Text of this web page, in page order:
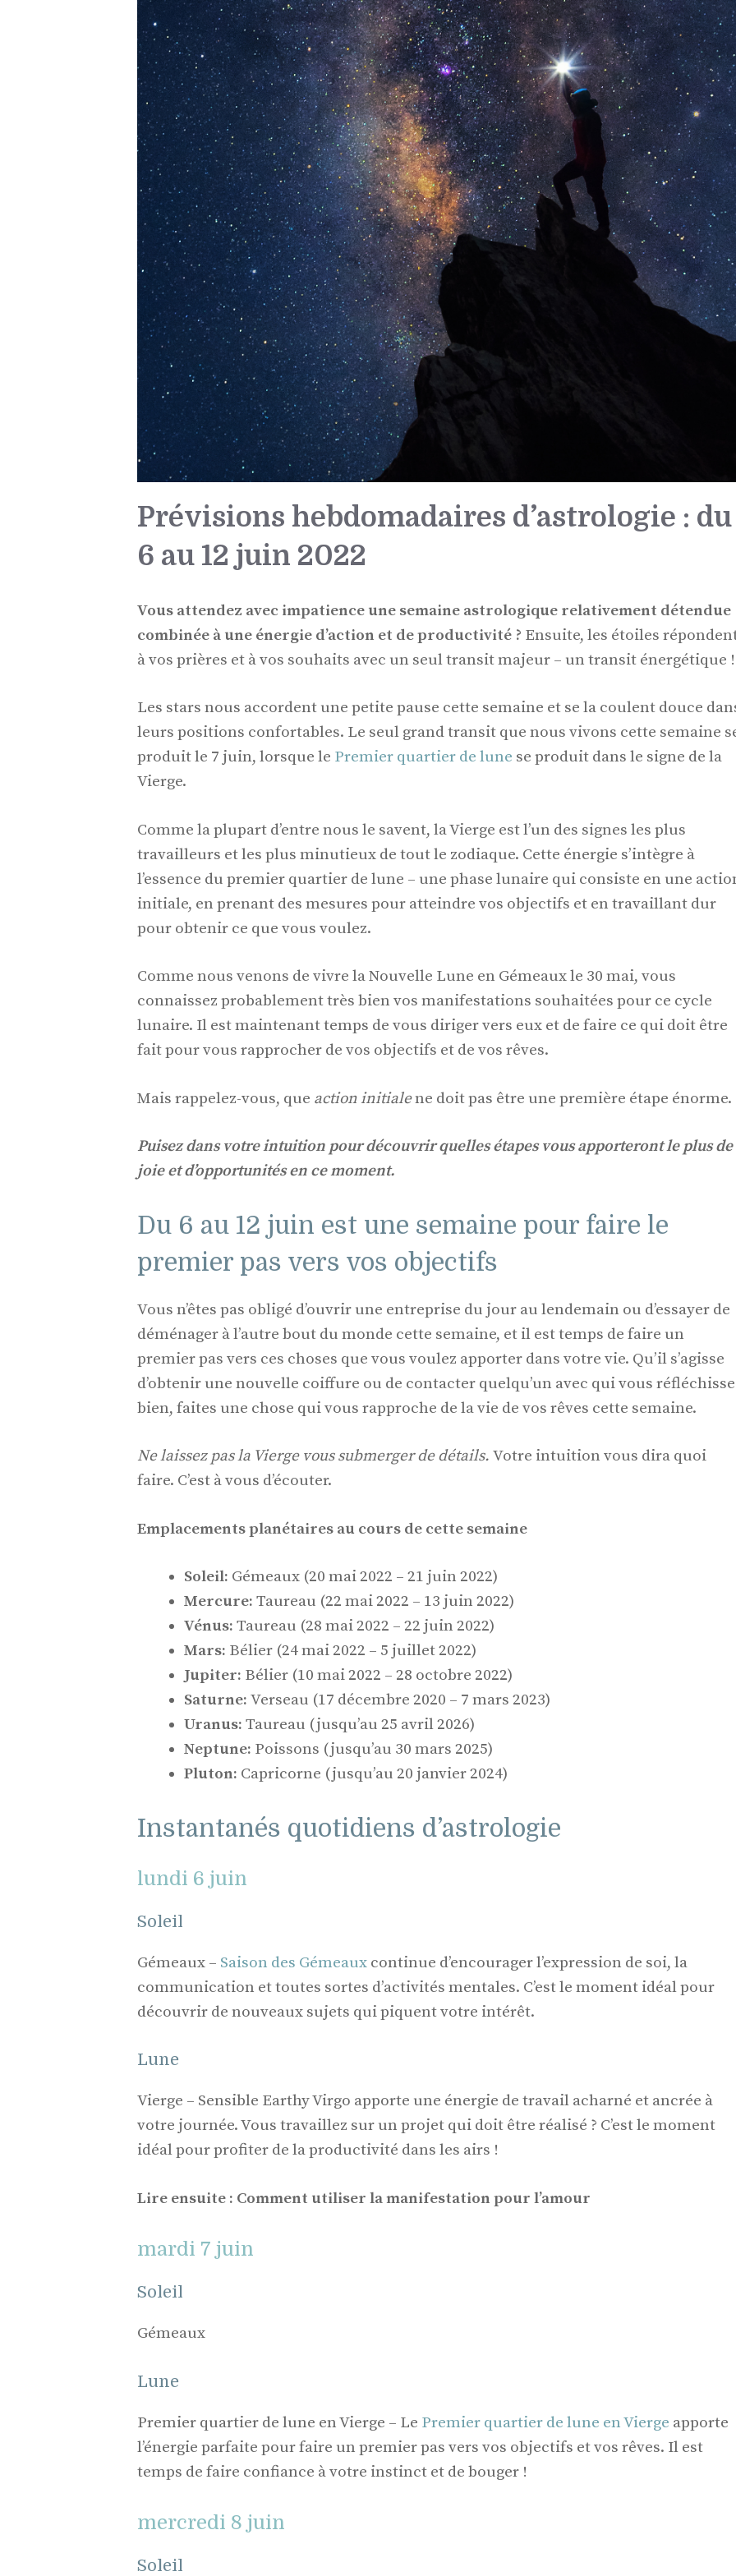
Prévisions hebdomadaires d’astrologie : du
6 au 12 juin 2022
Vous attendez avec impatience une semaine astrologique relativement détendue
combinée à une énergie d’action et de productivité ? Ensuite, les étoiles
à vos prières et à vos souhaits avec un seul transit majeur – un transit énergétique !
Les stars nous accordent une petite pause cette semaine et se la coulent douce
leurs positions confortables. Le seul grand transit que nous vivons cette semaine
produit le 7 juin, lorsque le Premier quartier de lune se produit dans le signe de la
Vierge.
Comme la plupart d’entre nous le savent, la Vierge est l’un des signes les plus
travailleurs et les plus minutieux de tout le zodiaque. Cette énergie s’intègre à
l’essence du premier quartier de lune – une phase lunaire qui consiste en une
initiale, en prenant des mesures pour atteindre vos objectifs et en travaillant dur
pour obtenir ce que vous voulez.
Comme nous venons de vivre la Nouvelle Lune en Gémeaux le 30 mai, vous
connaissez probablement très bien vos manifestations souhaitées pour ce cycle
lunaire. Il est maintenant temps de vous diriger vers eux et de faire ce qui doit être
fait pour vous rapprocher de vos objectifs et de vos rêves.
Mais rappelez-vous, que action initialene doit pas être une première étape énorme.
Puisez dans votre intuition pour découvrir quelles étapes vous apporteront le plus de
joie et d’opportunités en ce moment.
Du 6 au 12 juin est une semaine pour faire le
premier pas vers vos objectifs
Vous n’êtes pas obligé d’ouvrir une entreprise du jour au lendemain ou d’essayer de
déménager à l’autre bout du monde cette semaine, et il est temps de faire un
premier pas vers ces choses que vous voulez apporter dans votre vie. Qu’il s’agisse
d’obtenir une nouvelle coiffure ou de contacter quelqu’un avec qui vous
bien, faites une chose qui vous rapproche de la vie de vos rêves cette semaine.
Ne laissez pas la Vierge vous submerger de détails. Votre intuition vous dira quoi
faire. C’est à vous d’écouter.
Emplacements planétaires au cours de cette semaine
Soleil: Gémeaux (20 mai 2022 – 21 juin 2022)
Mercure: Taureau (22 mai 2022 – 13 juin 2022)
Vénus: Taureau (28 mai 2022 – 22 juin 2022)
Mars: Bélier (24 mai 2022 – 5 juillet 2022)
Jupiter: Bélier (10 mai 2022 – 28 octobre 2022)
Saturne: Verseau (17 décembre 2020 – 7 mars 2023)
Uranus: Taureau (jusqu’au 25 avril 2026)
Neptune: Poissons (jusqu’au 30 mars 2025)
Pluton: Capricorne (jusqu’au 20 janvier 2024)
Instantanés quotidiens d’astrologie
lundi 6 juin
Soleil
Gémeaux – Saison des Gémeaux continue d’encourager l’expression de soi, la
communication et toutes sortes d’activités mentales. C’est le moment idéal pour
découvrir de nouveaux sujets qui piquent votre intérêt.
Lune
Vierge – Sensible Earthy Virgo apporte une énergie de travail acharné et ancrée à
votre journée. Vous travaillez sur un projet qui doit être réalisé ? C’est le moment
idéal pour profiter de la productivité dans les airs !
Lire ensuite : Comment utiliser la manifestation pour l’amour
mardi 7 juin
Soleil
Gémeaux
Lune
Premier quartier de lune en Vierge – Le Premier quartier de lune en Vierge apporte
l’énergie parfaite pour faire un premier pas vers vos objectifs et vos rêves. Il est
temps de faire confiance à votre instinct et de bouger !
mercredi 8 juin
Soleil